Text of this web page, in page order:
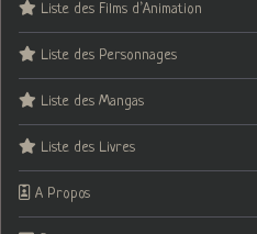
Liste des Films d’Animation
Liste des Personnages
Liste des Mangas
Liste des Livres
A Propos